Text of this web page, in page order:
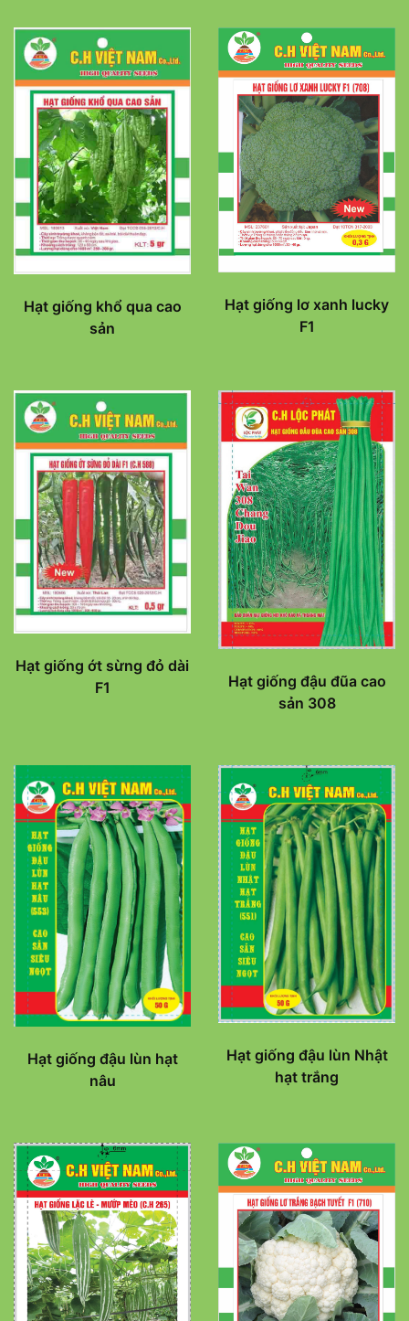
Hạt giống khổ qua cao
sản
Hạt giống lơ xanh lucky
F1
Hạt giống ớt sừng đỏ dài
F1
Hạt giống đậu đũa cao
sản 308
Hạt giống đậu lùn hạt
nâu
Hạt giống đậu lùn Nhật
hạt trắng